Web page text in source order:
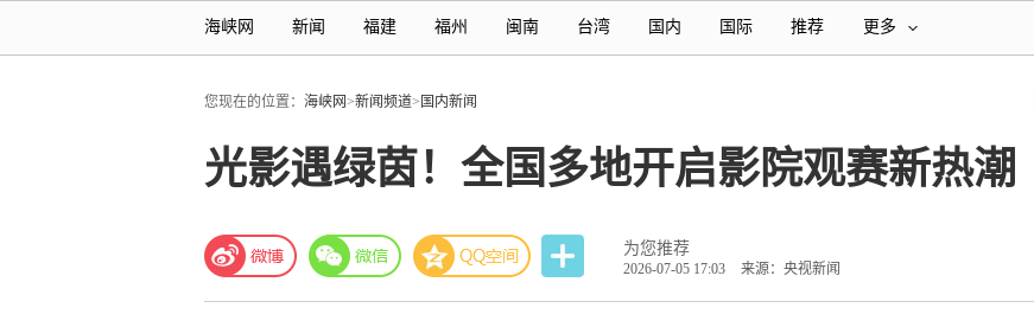
海峡网 新闻 福建 福州 闽南 台湾 国内 国际 推荐 更多
您现在的位置： 海峡网>新闻频道> 国内新闻
光影遇绿茵！全国多地开启影院观赛新热潮
为您推荐
2026-07-05 17:03 来源：央视新闻